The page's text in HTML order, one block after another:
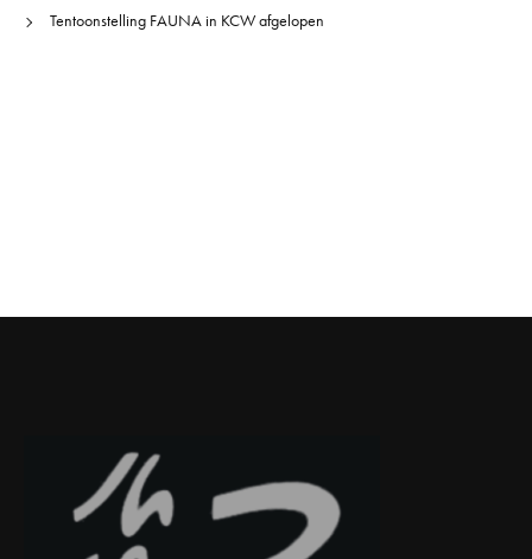
Tentoonstelling FAUNA in KCW afgelopen